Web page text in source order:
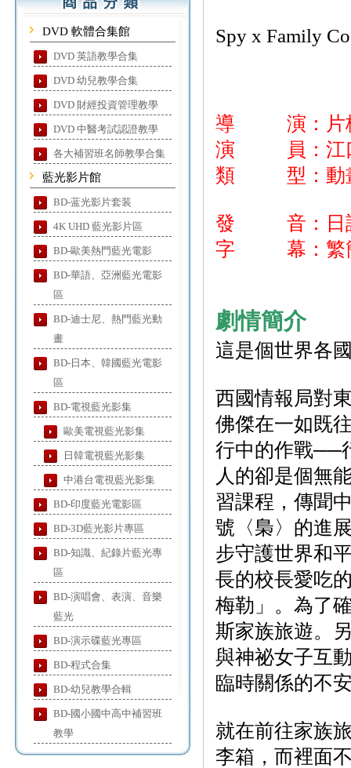
DVD 軟體合集館
DVD 英語教學合集
DVD 幼兒教學合集
DVD 財經投資管理教學
DVD 中醫考試認證教學
各大補習班名師教學合集
藍光影片館
BD-蓝光影片套装
4K UHD 藍光影片區
BD-歐美熱門藍光電影
BD-華語、亞洲藍光電影
區
BD-迪士尼、熱門藍光動
畫
BD-日本、韓國藍光電影
區
BD-電視藍光影集
歐美電視藍光影集
日韓電視藍光影集
中港台電視藍光影集
BD-印度藍光電影區
BD-3D藍光影片專區
BD-知識、紀錄片藍光專
區
BD-演唱會、表演、音樂
藍光
BD-演示碟藍光專區
BD-程式合集
BD-幼兒教學合輯
BD-國小國中高中補習班
教學
Spy x Family
導 演：片
演 員：江口
類 型：動
發 音：日
字 幕：繁簡
劇情簡介
這是個世界各
西國情報局對
佛傑在一如既
行中的作戰──
人的卻是個無
習課程，傳聞
號〈梟〉的進
步守護世界和
長的校長愛吃
梅勒」。為了
斯家族旅遊。
與神祕女子互
臨時關係的不
就在前往家族
李箱，而裡面